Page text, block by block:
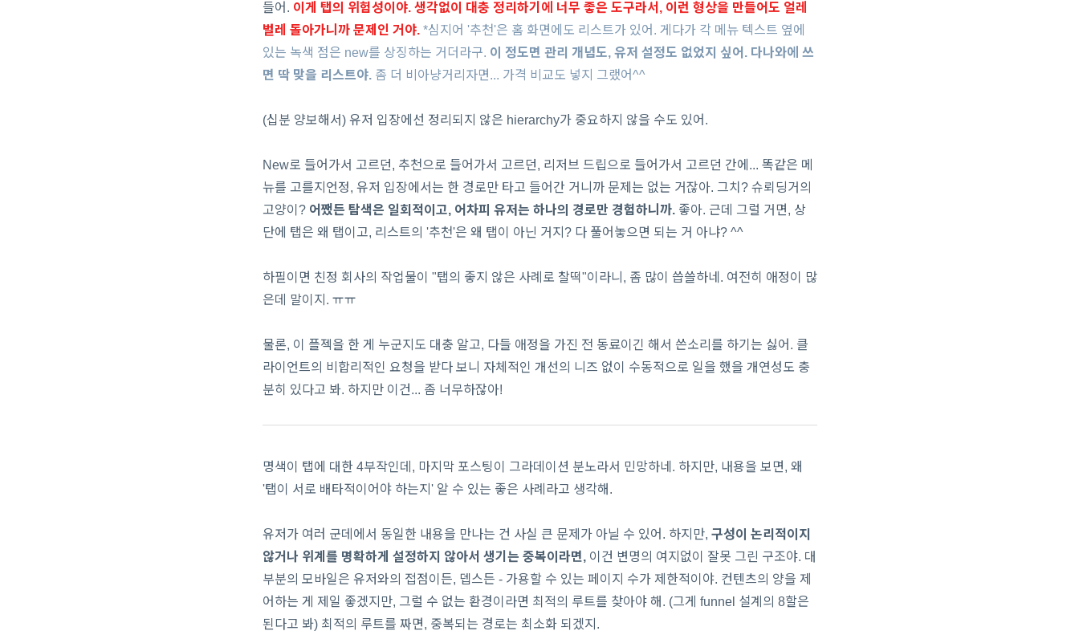
들어. 이게 탭의 위험성이야. 생각없이 대충 정리하기에 너무 좋은 도구라서, 이런 형상을 만들어도 얼레
벌레 돌아가니까 문제인 거야. *심지어 '추천'은 홈 화면에도 리스트가 있어. 게다가 각 메뉴 텍스트 옆에
있는 녹색 점은 new를 상징하는 거더라구. 이 정도면 관리 개념도, 유저 설정도 없었지 싶어. 다나와에 쓰
면 딱 맞을 리스트야.좀 더 비아냥거리자면... 가격 비교도 넣지 그랬어^^
(십분 양보해서) 유저 입장에선 정리되지 않은 hierarchy가 중요하지 않을 수도 있어.
New로 들어가서 고르던, 추천으로 들어가서 고르던, 리저브 드립으로 들어가서 고르던 간에... 똑같은 메
뉴를 고를지언정, 유저 입장에서는 한 경로만 타고 들어간 거니까 문제는 없는 거잖아. 그치? 슈뢰딩거의
고양이? 어쨌든 탐색은 일회적이고, 어차피 유저는 하나의 경로만 경험하니까.좋아. 근데 그럴 거면, 상
단에 탭은 왜 탭이고, 리스트의 '추천'은 왜 탭이 아닌 거지? 다 풀어놓으면 되는 거 아냐? ^^
하필이면 친정 회사의 작업물이 "탭의 좋지 않은 사례로 찰떡"이라니, 좀 많이 씁쓸하네. 여전히 애정이 많
은데 말이지. ㅠㅠ
물론, 이 플젝을 한 게 누군지도 대충 알고, 다들 애정을 가진 전 동료이긴 해서 쓴소리를 하기는 싫어. 클
라이언트의 비합리적인 요청을 받다 보니 자체적인 개선의 니즈 없이 수동적으로 일을 했을 개연성도 충
분히 있다고 봐. 하지만 이건... 좀 너무하잖아!
명색이 탭에 대한 4부작인데, 마지막 포스팅이 그라데이션 분노라서 민망하네. 하지만, 내용을 보면, 왜
'탭이 서로 배타적이어야 하는지' 알 수 있는 좋은 사례라고 생각해.
유저가 여러 군데에서 동일한 내용을 만나는 건 사실 큰 문제가 아닐 수 있어. 하지만, 구성이 논리적이지
않거나 위계를 명확하게 설정하지 않아서 생기는 중복이라면,이건 변명의 여지없이 잘못 그린 구조야. 대
부분의 모바일은 유저와의 접점이든, 뎁스든 - 가용할 수 있는 페이지 수가 제한적이야. 컨텐츠의 양을 제
어하는 게 제일 좋겠지만, 그럴 수 없는 환경이라면 최적의 루트를 찾아야 해. (그게 funnel 설계의 8할은
된다고 봐) 최적의 루트를 짜면, 중복되는 경로는 최소화 되겠지.